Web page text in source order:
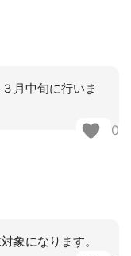
月中旬に行いま
0
象になります。